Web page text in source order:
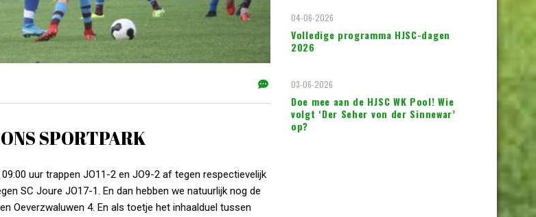
SPORTPARK
uur trappen JO11-2 en JO9-2 af tegen respectievelijk
SC Joure JO17-1. En dan hebben we natuurlijk nog de
Oeverzwaluwen 4. En als toetje het inhaalduel tussen
Volledige programma HJSC-dagen
2026
04-06-2026
Doe mee aan de HJSC WK Pool! Wie
volgt ‘Der Seher von der Sinnewar’
op?
03-06-2026